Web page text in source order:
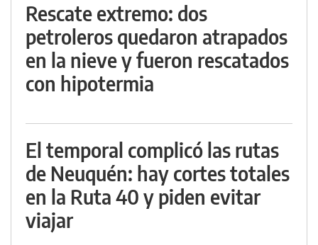
Rescate extremo: dos
petroleros quedaron atrapados
en la nieve y fueron rescatados
con hipotermia
El temporal complicó las rutas
de Neuquén: hay cortes totales
en la Ruta 40 y piden evitar
viajar